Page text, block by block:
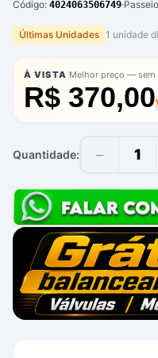
Código: 4024063506749·Passeio
Últimas Unidades 1 unidade
À VISTA·Melhor preço — sem
R$ 370,00
Quantidade: 1